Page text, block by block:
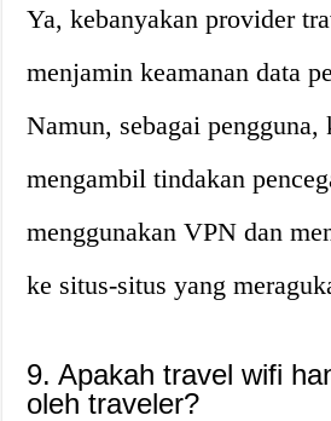
Ya, kebanyakan provider
menjamin keamanan data
Namun, sebagai
mengambil tindakan
menggunakan VPN dan
ke situs-situs yang
9. Apakah travel wifi
oleh traveler?